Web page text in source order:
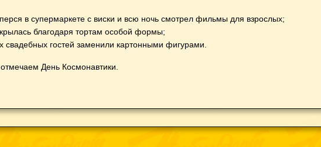
в супермаркете с виски и всю ночь смотрел фильмы для взрослых;
благодаря тортам особой формы;
свадебных гостей заменили картонными фигурами.
День Космонавтики.